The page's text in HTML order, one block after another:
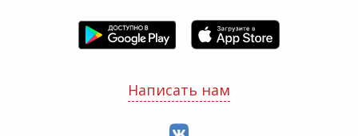
Написать нам